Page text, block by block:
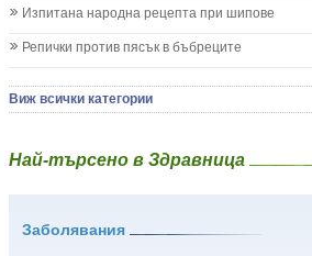
Менингит
Млечница
Нощно напикаване - енуреза
Плач
Проблеми с очите на бебето и детето
Изпитана народна рецепта при шипове
Репички против пясък в бъбреците
Виж всички категории
Най-търсено в Здравница
Заболявания